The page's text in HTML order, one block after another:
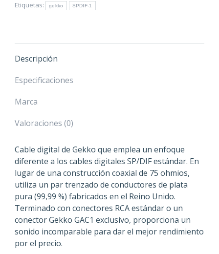
Etiquetas:
gekko SPDIF-1
Descripción
Especificaciones
Marca
Valoraciones (0)
Cable digital de Gekko que emplea un enfoque
diferente a los cables digitales SP/DIF estándar. En
lugar de una construcción coaxial de 75 ohmios,
utiliza un par trenzado de conductores de plata
pura (99,99 %) fabricados en el Reino Unido.
Terminado con conectores RCA estándar o un
conector Gekko GAC1 exclusivo, proporciona un
sonido incomparable para dar el mejor rendimiento
por el precio.